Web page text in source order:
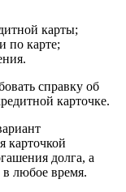
карты;
по карте;
справку об
карточке.
карточкой
долга, а
любое время.